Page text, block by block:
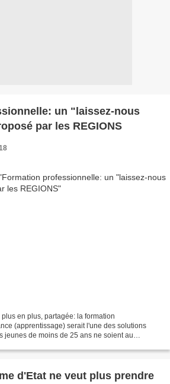
un "laissez-nous
par les REGIONS
en plus, partagée: la formation
(apprentissage) serait l'une des solutions
jeunes de moins de 25 ans ne soient au
d'Etat ne veut plus prendre